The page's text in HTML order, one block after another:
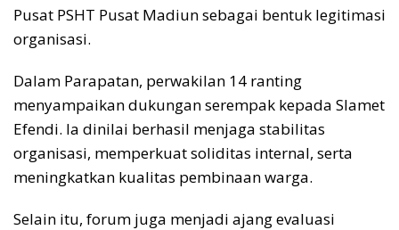
Pusat PSHT Pusat Madiun sebagai bentuk legitimasi
organisasi.
Dalam Parapatan, perwakilan 14 ranting
menyampaikan dukungan serempak kepada Slamet
Efendi. Ia dinilai berhasil menjaga stabilitas
organisasi, memperkuat soliditas internal, serta
meningkatkan kualitas pembinaan warga.
Selain itu, forum juga menjadi ajang evaluasi